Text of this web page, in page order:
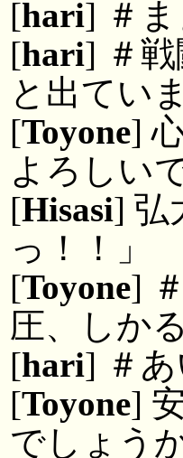
[hari] ＃
[hari] ＃
と出てい
[Toyone]
よろしい
[Hisasi] 弘
っ！！」
[Toyone]
圧、しか
[hari] ＃あ
[Toyone]
でしょう